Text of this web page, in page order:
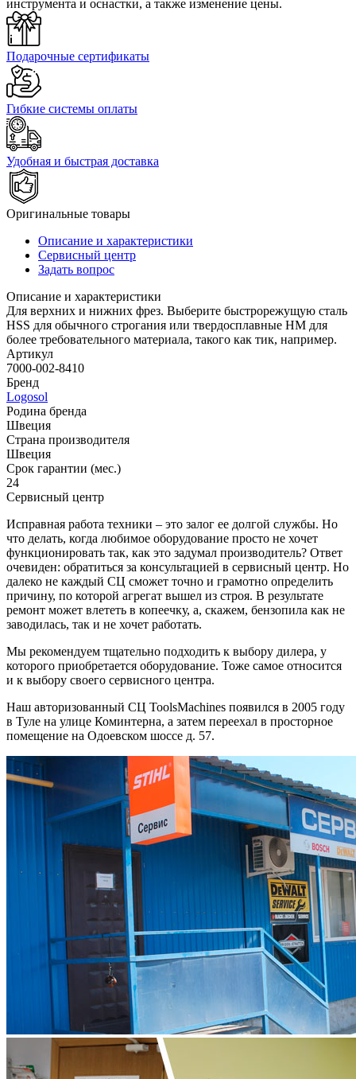
инструмента и оснастки, а также изменение цены.
Подарочные сертификаты
Гибкие системы оплаты
Удобная и быстрая доставка
Оригинальные товары
Описание и характеристики
Сервисный центр
Задать вопрос
Описание и характеристики
Для верхних и нижних фрез. Выберите быстрорежущую сталь
HSS для обычного строгания или твердосплавные HM для
более требовательного материала, такого как тик, например.
Артикул
7000-002-8410
Бренд
Logosol
Родина бренда
Швеция
Страна производителя
Швеция
Срок гарантии (мес.)
24
Сервисный центр
Исправная работа техники – это залог ее долгой службы. Но
что делать, когда любимое оборудование просто не хочет
функционировать так, как это задумал производитель? Ответ
очевиден: обратиться за консультацией в сервисный центр. Но
далеко не каждый СЦ сможет точно и грамотно определить
причину, по которой агрегат вышел из строя. В результате
ремонт может влететь в копеечку, а, скажем, бензопила как не
заводилась, так и не хочет работать.
Мы рекомендуем тщательно подходить к выбору дилера, у
которого приобретается оборудование. Тоже самое относится
и к выбору своего сервисного центра.
Наш авторизованный СЦ ToolsMachines появился в 2005 году
в Туле на улице Коминтерна, а затем переехал в просторное
помещение на Одоевском шоссе д. 57.